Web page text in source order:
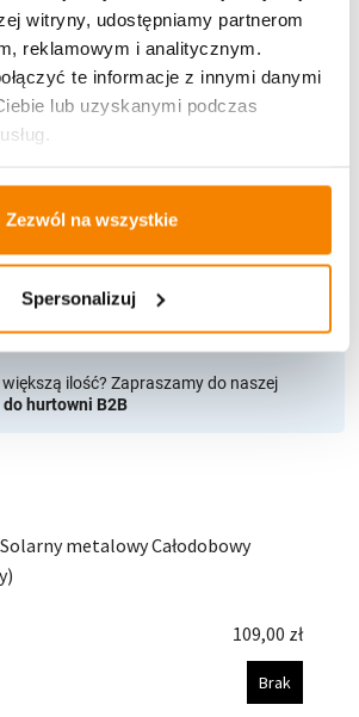
witryny, udostępniamy partnerom
reklamowym i analitycznym.
te informacje z innymi danymi
lub uzyskanymi podczas
Zezwól na wszystkie
Spersonalizuj
ilość? Zapraszamy do naszej
do hurtowni B2B
1-3 dni : od 12,30 zł
od 49 zł
metalowy Całodobowy
109,00 zł
Brak